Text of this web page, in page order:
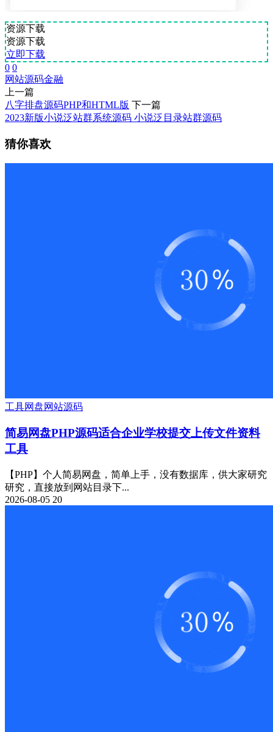
资源下载
资源下载
立即下载
0 0
网站源码金融
上一篇
八字排盘源码PHP和HTML版 下一篇
2023新版小说泛站群系统源码 小说泛目录站群源码
猜你喜欢
工具网盘网站源码
简易网盘PHP源码适合企业学校提交上传文件资料
工具
【PHP】个人简易网盘，简单上手，没有数据库，供大家研究
研究，直接放到网站目录下...
2026-08-05 20